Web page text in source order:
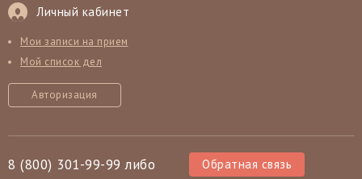
Личный кабинет
Мои записи на прием
Мой список дел
Авторизация
8 (800) 301-99-99 либо
Обратная связь